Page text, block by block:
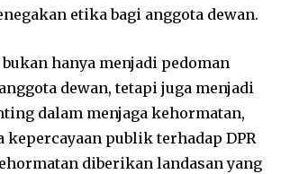
etika bagi anggota dewan.
hanya menjadi pedoman
dewan, tetapi juga menjadi
dalam menjaga kehormatan,
kepercayaan publik terhadap DPR
diberikan landasan yang